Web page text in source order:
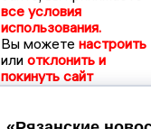
все условия
использования.
Вы можете настроить
или отклонить и
покинуть сайт
Принять